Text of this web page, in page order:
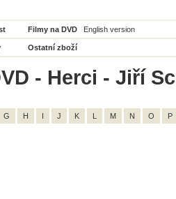
Filmy na DVD English version
Ostatní zboží
- Herci - Jiří
G H I J K L M N O P